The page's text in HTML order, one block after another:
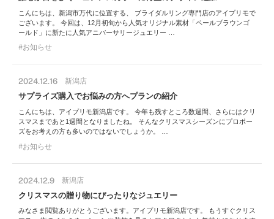
こんにちは、新潟市万代に位置する、 ブライダルリング専門店のアイプリモで
ございます。 今回は、12月初旬から人気オリジナル素材「ペールブラウンゴ
ールド」に新たに人気アニバーサリージュエリー …
お知らせ
2024.12.16 新潟店
サプライズ購入でお悩みの方へプランの紹介
こんにちは、アイプリモ新潟店です。 今年も残すところ数週間、さらにはクリ
スマスまであと1週間となりましたね。 そんなクリスマスシーズンにプロポー
ズをお考えの方も多いのではないでしょうか。 …
お知らせ
2024.12.9 新潟店
クリスマスの贈り物にぴったりなジュエリー
みなさま閲覧ありがとうございます。アイプリモ新潟店です。 もうすぐクリス